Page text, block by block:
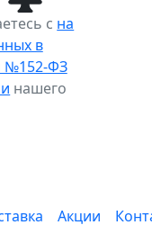
с на
в
№152-ФЗ
нашего
Акции